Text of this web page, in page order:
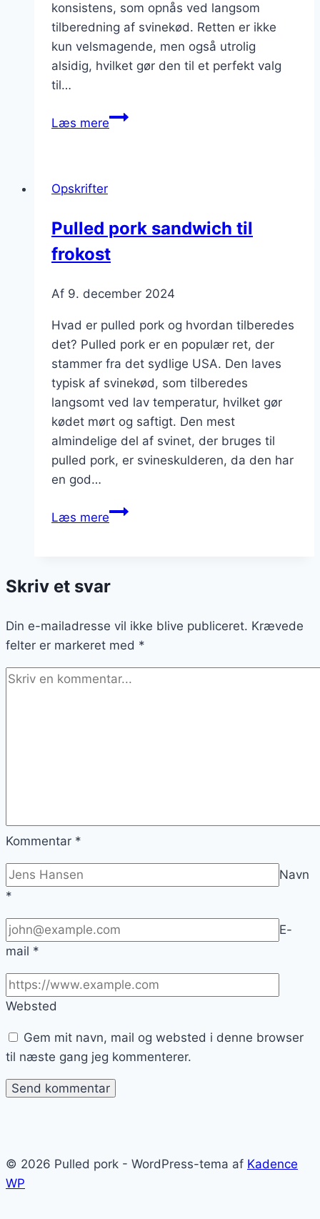
konsistens, som opnås ved langsom
tilberedning af svinekød. Retten er ikke
kun velsmagende, men også utrolig
alsidig, hvilket gør den til et perfekt valg
til…
Læs merePulled
velsmagende
ret
Opskrifter
Pulled pork sandwich til
frokost
Af 9. december 2024
Hvad er pulled pork og hvordan tilberedes
det? Pulled pork er en populær ret, der
stammer fra det sydlige USA. Den laves
typisk af svinekød, som tilberedes
langsomt ved lav temperatur, hvilket gør
kødet mørt og saftigt. Den mest
almindelige del af svinet, der bruges til
pulled pork, er svineskulderen, da den har
en god…
Læs merePulled
frokost
Skriv et svar
Din e-mailadresse vil ikke blive publiceret. Krævede
felter er markeret med *
Kommentar *
Navn
*
E-
mail *
Websted
Gem mit navn, mail og websted i denne browser
til næste gang jeg kommenterer.
© 2026 Pulled pork - WordPress-tema af Kadence
WP